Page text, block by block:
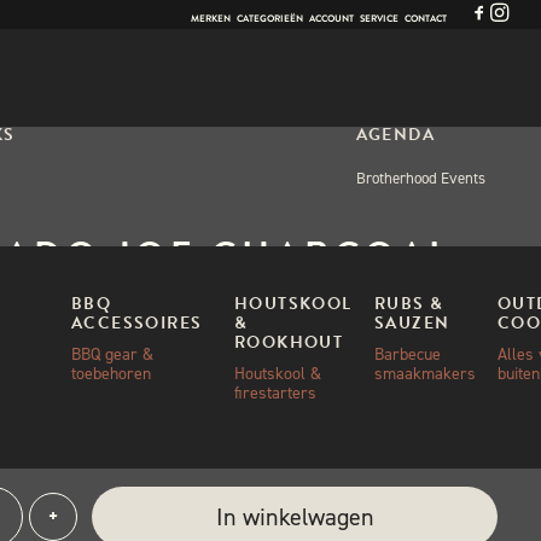
MERKEN CATEGORIEËN ACCOUNT SERVICE CONTACT
BBQ
ACCESSOIRES
BBQ gear &
toebehoren
HOUTSKOOL
&
ROOKHOUT
Houtskool &
firestarters
RUBS &
SAUZEN
Barbecue
smaakmakers
Alles
AGENDA
Brotherhood Events
JOE CHARCOAL
CLASSIC I & II
+ In winkelwagen